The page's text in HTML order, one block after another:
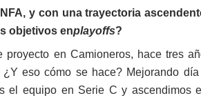
y con una trayectoria
objetivos enplayoffs?
proyecto en Camioneros, hace tres
eso cómo se hace? Mejorando
el equipo en Serie C y ascendimos